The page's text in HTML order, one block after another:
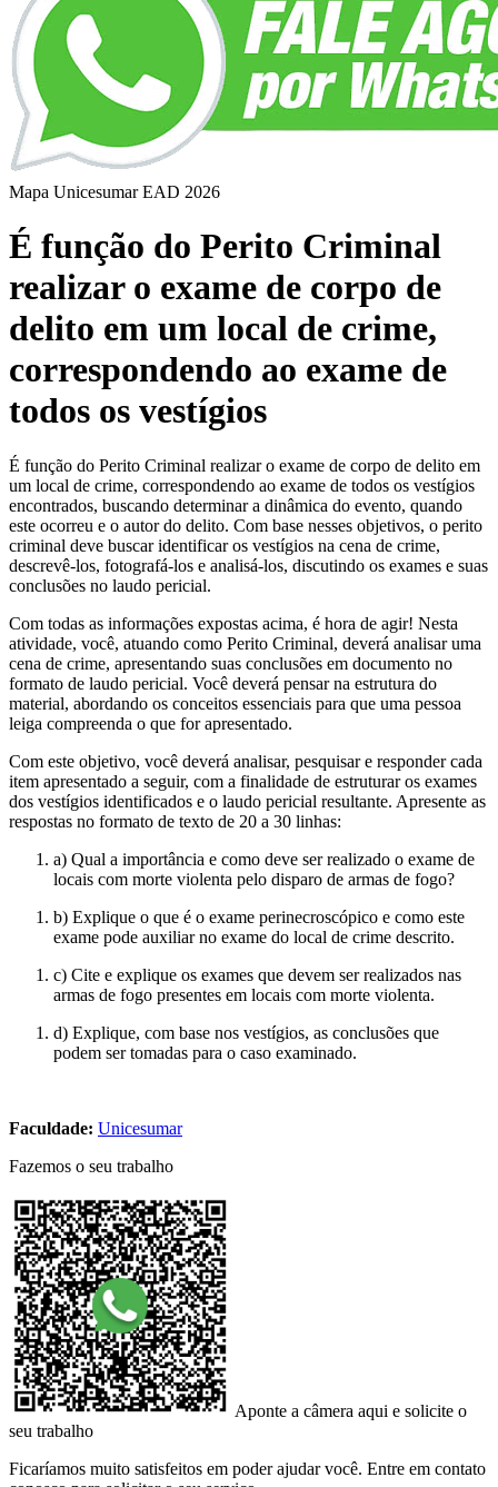
Mapa Unicesumar EAD 2026
É função do Perito Criminal
realizar o exame de corpo de
delito em um local de crime,
correspondendo ao exame de
todos os vestígios
É função do Perito Criminal realizar o exame de corpo de delito em
um local de crime, correspondendo ao exame de todos os vestígios
encontrados, buscando determinar a dinâmica do evento, quando
este ocorreu e o autor do delito. Com base nesses objetivos, o perito
criminal deve buscar identificar os vestígios na cena de crime,
descrevê-los, fotografá-los e analisá-los, discutindo os exames e suas
conclusões no laudo pericial.
Com todas as informações expostas acima, é hora de agir! Nesta
atividade, você, atuando como Perito Criminal, deverá analisar uma
cena de crime, apresentando suas conclusões em documento no
formato de laudo pericial. Você deverá pensar na estrutura do
material, abordando os conceitos essenciais para que uma pessoa
leiga compreenda o que for apresentado.
Com este objetivo, você deverá analisar, pesquisar e responder cada
item apresentado a seguir, com a finalidade de estruturar os exames
dos vestígios identificados e o laudo pericial resultante. Apresente as
respostas no formato de texto de 20 a 30 linhas:
a) Qual a importância e como deve ser realizado o exame de
locais com morte violenta pelo disparo de armas de fogo?
b) Explique o que é o exame perinecroscópico e como este
exame pode auxiliar no exame do local de crime descrito.
c) Cite e explique os exames que devem ser realizados nas
armas de fogo presentes em locais com morte violenta.
d) Explique, com base nos vestígios, as conclusões que
podem ser tomadas para o caso examinado.
Faculdade: Unicesumar
Fazemos o seu trabalho
Aponte a câmera aqui e solicite o
seu trabalho
Ficaríamos muito satisfeitos em poder ajudar você. Entre em contato